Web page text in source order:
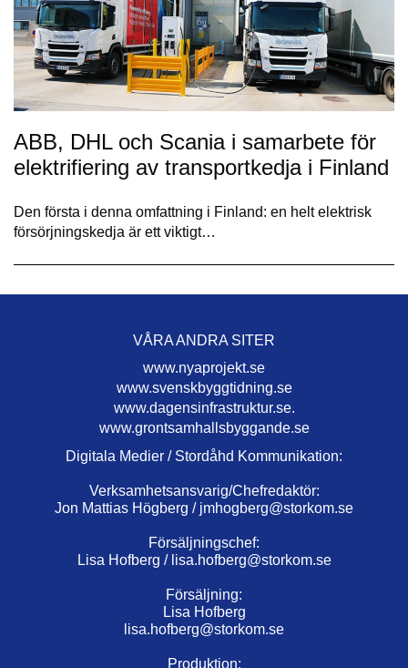
ABB, DHL och Scania i samarbete för
elektrifiering av transportkedja i Finland
Den första i denna omfattning i Finland: en helt elektrisk
försörjningskedja är ett viktigt…
VÅRA ANDRA SITER
www.nyaprojekt.se
www.svenskbyggtidning.se
www.dagensinfrastruktur.se.
www.grontsamhallsbyggande.se
Digitala Medier / Stordåhd Kommunikation:
Verksamhetsansvarig/Chefredaktör:
Jon Mattias Högberg / jmhogberg@storkom.se
Försäljningschef:
Lisa Hofberg / lisa.hofberg@storkom.se
Försäljning:
Lisa Hofberg
lisa.hofberg@storkom.se
Produktion: